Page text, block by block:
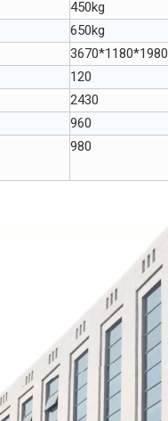
450kg
650kg
3670*1180*1980
120
2430
960
980